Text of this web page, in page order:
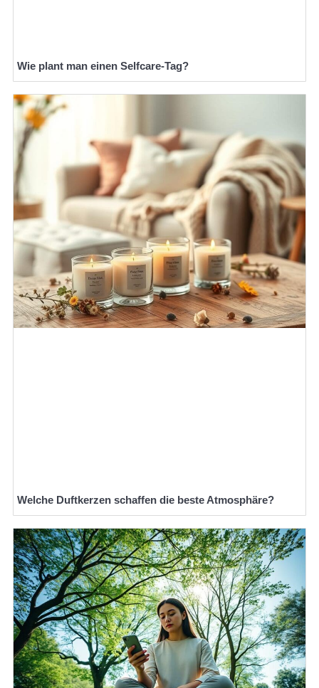
Wie plant man einen Selfcare-Tag?
Welche Duftkerzen schaffen die beste Atmosphäre?